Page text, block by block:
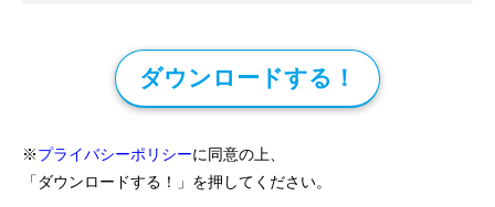
ダウンロードする！
※プライバシーポリシーに同意の上、
「ダウンロードする！」を押してください。